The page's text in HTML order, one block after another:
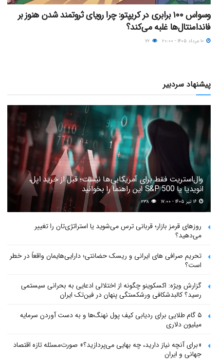
وسواس ۱۰۰ برابری در کریپتو: چرا رویای ثروتمند شدن هنوز بر
فاندامنتال‌ها غلبه می‌کند؟
پیشنهاد سردبیر
وال‌استریت فقط برای آمریکایی‌ها نیست؛ قبل از خرید اپل،
انویدیا یا S&P 500 این راهنما را بخوانید
۲۳۸
روزهای قرمز بازار؛ قربانی ترس می‌شوید یا استراتژی‌تان را تغییر
می‌دهید؟
تحریم صرافی های ایرانی و ریسک حضانتی؛ دارایی‌هایمان واقعاً در خطر
است؟
گزارش ویژه: اکسکوینو چگونه از اختلالی ادعایی به بحرانی سیستمی
رسید؟ کالبدشکافی ورشکستگی پنهان در فین‌تک ایران
۵ گام طلایی برای ردیابی کیف پول‌ نهنگ‌ها و به دست آوردن سرمایه
میلیون دلاری
«برای آنچه نیاز دارید، چه بهایی می‌پردازید؟» صورت‌مسئله تازه اقتصاد
جهانی و ایران